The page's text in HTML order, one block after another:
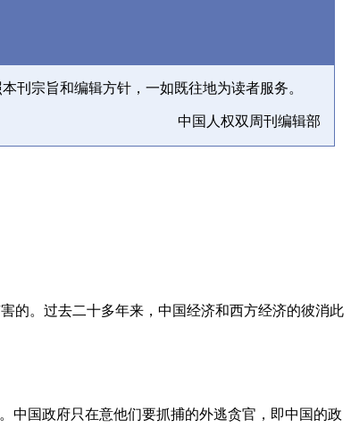
刊宗旨和编辑方针，一如既往地为读者服务。
中国人权双周刊编辑部
的。过去二十多年来，中国经济和西方经济的彼消此
中国政府只在意他们要抓捕的外逃贪官，即中国的政